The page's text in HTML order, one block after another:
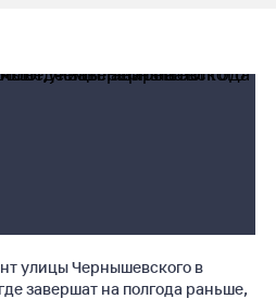
улицы Чернышевского в
завершат на полгода раньше,